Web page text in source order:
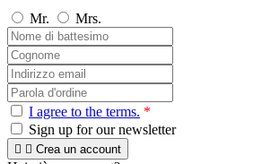
Mr. Mrs.
I agree to the terms. *
Sign up for our newsletter
  Crea un account